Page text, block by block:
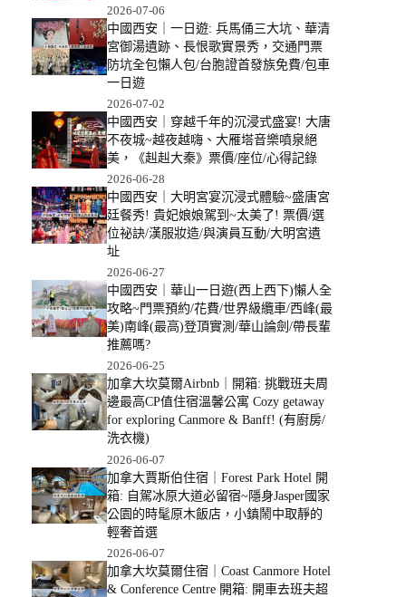
2026-07-06
中國西安｜一日遊: 兵馬俑三大坑、華清
宮御湯遺跡、長恨歌實景秀，交通門票
防坑全包懶人包/台胞證首發族免費/包車
一日遊
2026-07-02
中國西安｜穿越千年的沉浸式盛宴! 大唐
不夜城~越夜越嗨、大雁塔音樂噴泉絕
美，《赳赳大秦》票價/座位/心得記錄
2026-06-28
中國西安｜大明宮宴沉浸式體驗~盛唐宮
廷餐秀! 貴妃娘娘駕到~太美了! 票價/選
位祕訣/漢服妝造/與演員互動/大明宮遺
址
2026-06-27
中國西安｜華山一日遊(西上西下)懶人全
攻略~門票預約/花費/世界級纜車/西峰(最
美)南峰(最高)登頂實測/華山論劍/帶長輩
推薦嗎?
2026-06-25
加拿大坎莫爾Airbnb｜開箱: 挑戰班夫周
邊最高CP值住宿溫馨公寓 Cozy getaway
for exploring Canmore & Banff! (有廚房/
洗衣機)
2026-06-07
加拿大賈斯伯住宿｜Forest Park Hotel 開
箱: 自駕冰原大道必留宿~隱身Jasper國家
公園的時髦原木飯店，小鎮鬧中取靜的
輕奢首選
2026-06-07
加拿大坎莫爾住宿｜Coast Canmore Hotel
& Conference Centre 開箱: 開車去班夫超